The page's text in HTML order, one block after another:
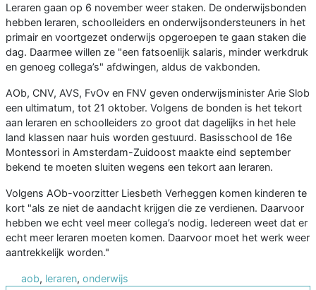
Leraren gaan op 6 november weer staken. De onderwijsbonden
hebben leraren, schoolleiders en onderwijsondersteuners in het
primair en voortgezet onderwijs opgeroepen te gaan staken die
dag. Daarmee willen ze "een fatsoenlijk salaris, minder werkdruk
en genoeg collega’s" afdwingen, aldus de vakbonden.
AOb, CNV, AVS, FvOv en FNV geven onderwijsminister Arie Slob
een ultimatum, tot 21 oktober. Volgens de bonden is het tekort
aan leraren en schoolleiders zo groot dat dagelijks in het hele
land klassen naar huis worden gestuurd. Basisschool de 16e
Montessori in Amsterdam-Zuidoost maakte eind september
bekend te moeten sluiten wegens een tekort aan leraren.
Volgens AOb-voorzitter Liesbeth Verheggen komen kinderen te
kort "als ze niet de aandacht krijgen die ze verdienen. Daarvoor
hebben we echt veel meer collega’s nodig. Iedereen weet dat er
echt meer leraren moeten komen. Daarvoor moet het werk weer
aantrekkelijk worden."
aob, leraren, onderwijs